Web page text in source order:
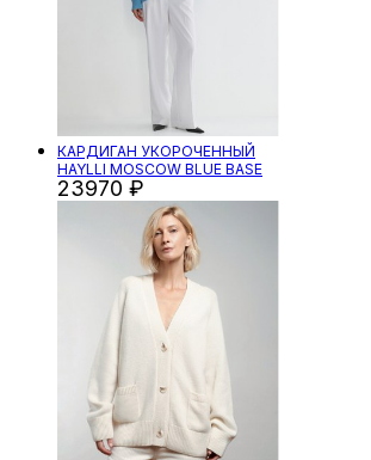
КАРДИГАН УКОРОЧЕННЫЙ
HAYLLI MOSCOW BLUE BASE
23970